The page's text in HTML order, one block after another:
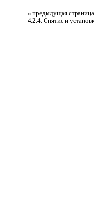
« предыдущая страница
4.2.4. Снятие и